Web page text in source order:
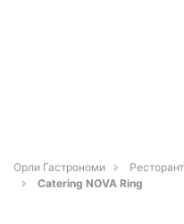
Орли Гастрономи
Catering NOVA Ring